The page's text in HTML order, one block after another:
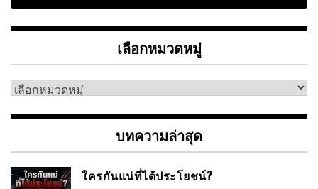
เลือกหมวดหมู่
เลือก
หมู่
บทความล่าสุด
ใครกันแน่ที่ได้ประโยชน์?